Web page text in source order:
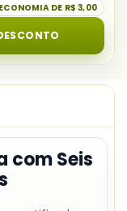
ECONOMIA DE R$ 3,00
com Seis